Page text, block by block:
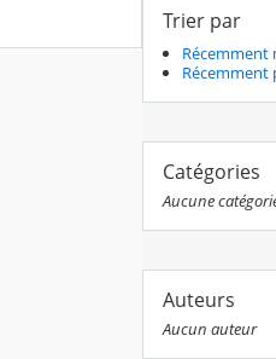
Trier par
Récemment
Récemment
Catégories
Aucune
Auteurs
Aucun auteur